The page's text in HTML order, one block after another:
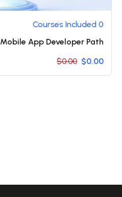
0 Courses Included
Mobile App Developer Path
$0.00 $0.00